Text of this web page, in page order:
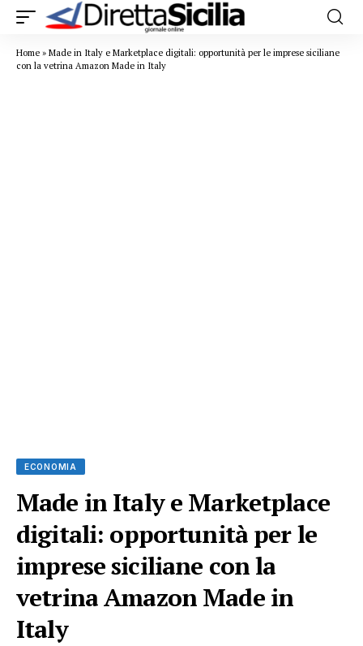
Home » Made in Italy e Marketplace digitali: opportunità per le imprese siciliane
con la vetrina Amazon Made in Italy
ECONOMIA
Made in Italy e Marketplace
digitali: opportunità per le
imprese siciliane con la
vetrina Amazon Made in
Italy